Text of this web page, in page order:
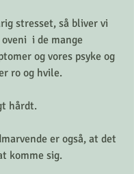
stresset, så bliver vi
i de mange
og vores psyke og
ro og hvile.
hårdt.
er også, at det
komme sig.